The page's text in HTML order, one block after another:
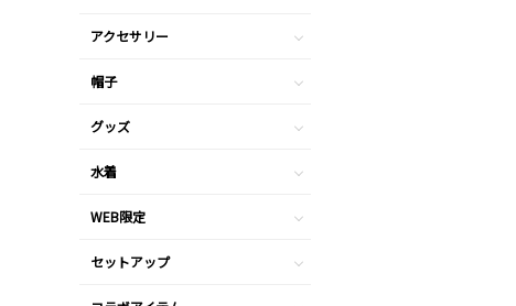
アクセサリー
帽子
グッズ
水着
WEB限定
セットアップ